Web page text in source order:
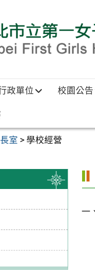
政單位 校園公告
室 > 學校經營